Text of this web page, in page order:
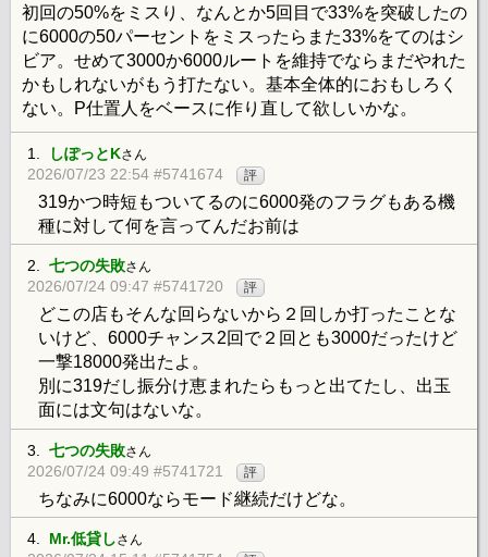
初回の50%をミスり、なんとか5回目で33%を突破したの
に6000の50パーセントをミスったらまた33%をてのはシ
ビア。せめて3000か6000ルートを維持でならまだやれた
かもしれないがもう打たない。基本全体的におもしろく
ない。P仕置人をベースに作り直して欲しいかな。
1. しぽっとKさん
2026/07/23 22:54 #5741674 評
319かつ時短もついてるのに6000発のフラグもある機
種に対して何を言ってんだお前は
2. 七つの失敗さん
2026/07/24 09:47 #5741720 評
どこの店もそんな回らないから２回しか打ったことな
いけど、6000チャンス2回で２回とも3000だったけど
一撃18000発出たよ。
別に319だし振分け恵まれたらもっと出てたし、出玉
面には文句はないな。
3. 七つの失敗さん
2026/07/24 09:49 #5741721 評
ちなみに6000ならモード継続だけどな。
4. Mr.低貸しさん